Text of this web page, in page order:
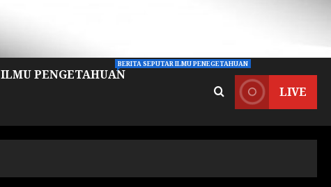
ILMU PENGETAHUAN
BERITA SEPUTAR ILMU PENEGETAHUAN
LIVE